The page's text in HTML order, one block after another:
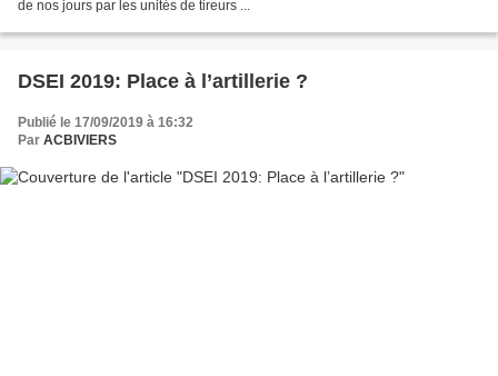
de nos jours par les unités de tireurs ...
DSEI 2019: Place à l’artillerie ?
Publié le 17/09/2019 à 16:32
Par ACBIVIERS